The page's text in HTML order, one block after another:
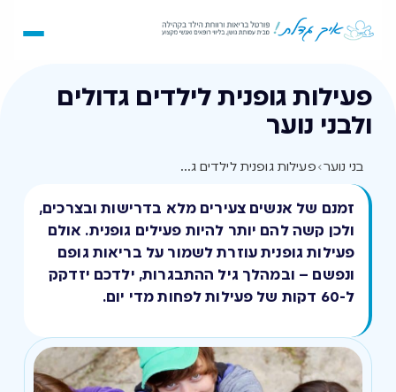
פעילות גופנית לילדים גדולים
ולבני נוער
בני נוער› פעילות גופנית לילדים גדולים ולבני נוער
זמנם של אנשים צעירים מלא בדרישות ובצרכים,
ולכן קשה להם יותר להיות פעילים גופנית. אולם
פעילות גופנית עוזרת לשמור על בריאות גופם
ונפשם – ובמהלך גיל ההתבגרות, ילדכם יזדקק
ל-60 דקות של פעילות לפחות מדי יום.